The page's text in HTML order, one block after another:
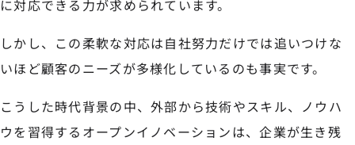
に対応できる力が求められています。
しかし、この柔軟な対応は自社努力だけでは追いつけな
いほど顧客のニーズが多様化しているのも事実です。
こうした時代背景の中、外部から技術やスキル、ノウハ
ウを習得するオープンイノベーションは、企業が生き残